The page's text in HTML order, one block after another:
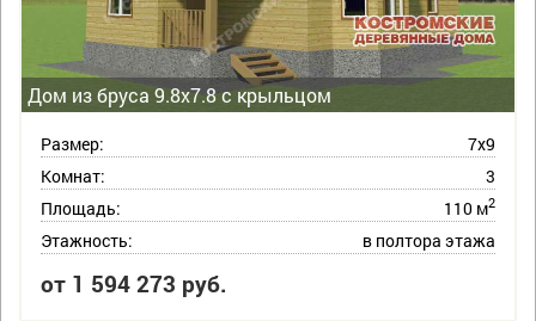
Дом из бруса 9.8х7.8 с крыльцом
Размер:
7х9
Комнат:
3
Площадь:
110 м2
Этажность: в полтора этажа
от 1 594 273 руб.